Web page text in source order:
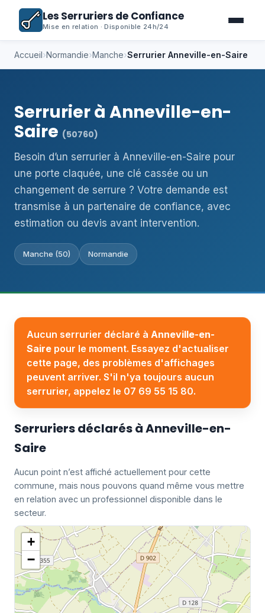
Les Serruriers de Confiance
Mise en relation · Disponible 24h/24
Accueil›Normandie›Manche›Serrurier Anneville-en-Saire
Serrurier à Anneville-en-
Saire (50760)
Besoin d’un serrurier à Anneville-en-Saire pour
une porte claquée, une clé cassée ou un
changement de serrure ? Votre demande est
transmise à un partenaire de confiance, avec
estimation ou devis avant intervention.
Manche (50) Normandie
Aucun serrurier déclaré à Anneville-en-
Saire pour le moment. Essayez d'actualiser
cette page, des problèmes d'affichages
peuvent arriver. S'il n'ya toujours aucun
serrurier, appelez le 07 69 55 15 80.
Serruriers déclarés à Anneville-en-
Saire
Aucun point n’est affiché actuellement pour cette
commune, mais nous pouvons quand même vous mettre
en relation avec un professionnel disponible dans le
secteur.
+
−